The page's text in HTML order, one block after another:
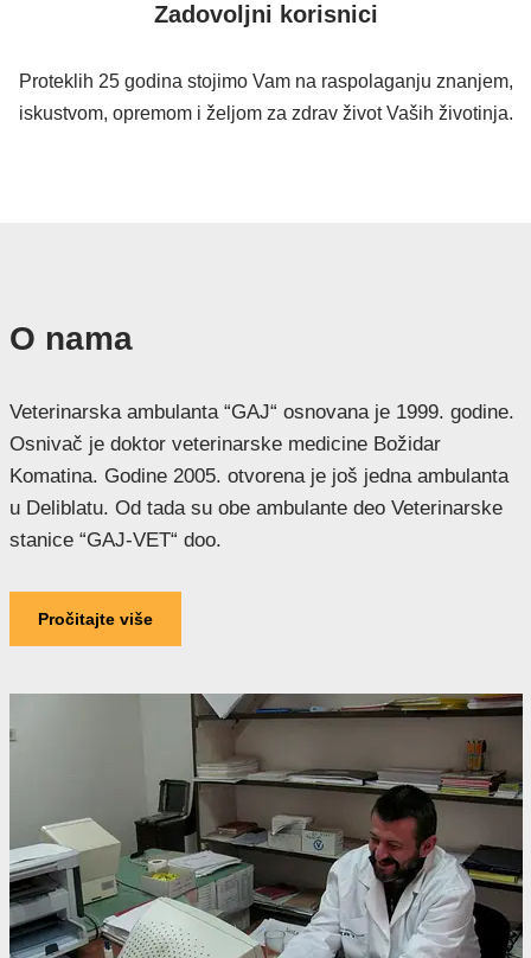
Zadovoljni korisnici
Proteklih 25 godina stojimo Vam na raspolaganju znanjem,
iskustvom, opremom i željom za zdrav život Vaših životinja.
O nama
Veterinarska ambulanta “GAJ“ osnovana je 1999. godine.
Osnivač je doktor veterinarske medicine Božidar
Komatina. Godine 2005. otvorena je još jedna ambulanta
u Deliblatu. Od tada su obe ambulante deo Veterinarske
stanice “GAJ-VET“ doo.
Pročitajte više